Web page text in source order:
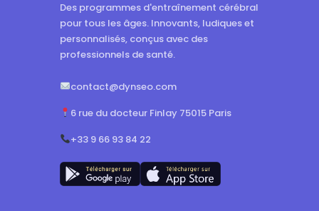
Des programmes d'entraînement cérébral
pour tous les âges. Innovants, ludiques et
personnalisés, conçus avec des
professionnels de santé.
contact@dynseo.com
6 rue du docteur Finlay 75015 Paris
+33 9 66 93 84 22